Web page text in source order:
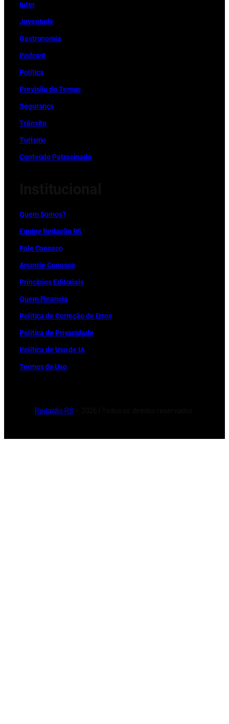
Inter
Juventude
Gastronomia
Podcast
Política
Previsão do Tempo
Segurança
Trânsito
Turismo
Conteúdo Patrocinado
Quem Somos?
Equipe Redação RS
Fale Conosco
Anuncie Conosco
Princípios Editoriais
Quem Financia
Política de Correção de Erros
Política de Privacidade
Política de Uso de IA
Termos de Uso
Redação RS